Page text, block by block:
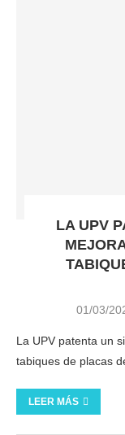
LA UPV
01/03/
La UPV patenta un
tabiques de placas
LEER MÁS